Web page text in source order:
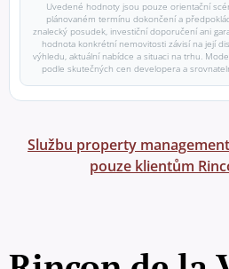
Uvedené hodnoty jsou pouze orientační
plánovaném termínu dokončení a
znalecký posudek, investiční doporučení ani
hodnota konkrétní nemovitosti závisí na její
výhledu, aktuální nabídce a situaci na trhu.
podle skutečných cen developera a
Službu property
pouze klientům